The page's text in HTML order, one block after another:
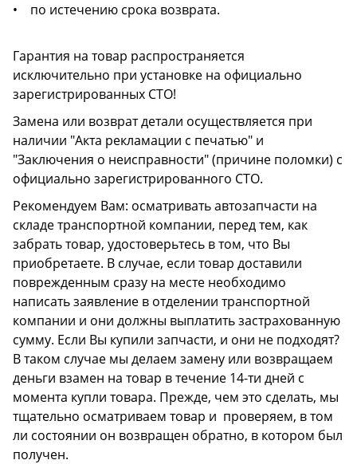
• по истечению срока возврата.
Гарантия на товар распространяется
исключительно при установке на официально
зарегистрированных СТО!
Замена или возврат детали осуществляется при
наличии "Акта рекламации с печатью" и
"Заключения о неисправности" (причине поломки) с
официально зарегистрированного СТО.
Рекомендуем Вам: осматривать автозапчасти на
складе транспортной компании, перед тем, как
забрать товар, удостоверьтесь в том, что Вы
приобретаете. В случае, если товар доставили
поврежденным сразу на месте необходимо
написать заявление в отделении транспортной
компании и они должны выплатить застрахованную
сумму. Если Вы купили запчасти, и они не подходят?
В таком случае мы делаем замену или возвращаем
деньги взамен на товар в течение 14-ти дней с
момента купли товара. Прежде, чем это сделать, мы
тщательно осматриваем товар и проверяем, в том
ли состоянии он возвращен обратно, в котором был
получен.